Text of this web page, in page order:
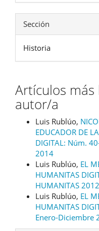
Sección
Historia
Artículos
autor/a
Luis Rublúo,
EDUCADOR DE
DIGITAL: Núm.
2014
Luis Rublúo, EL
HUMANITAS
HUMANITAS
Luis Rublúo, EL
HUMANITAS
Enero-Diciembre